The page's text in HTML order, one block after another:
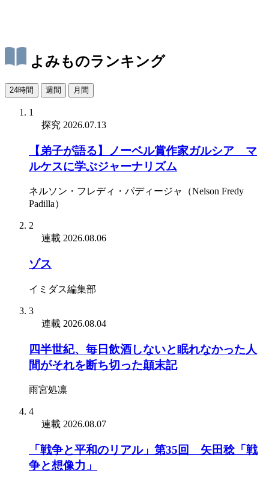
よみものランキング
24時間 週間 月間
1
探究 2026.07.13
【弟子が語る】ノーベル賞作家ガルシア゠マ
ルケスに学ぶジャーナリズム
ネルソン・フレディ・パディージャ（Nelson Fredy
Padilla）
2
連載 2026.08.06
ゾス
イミダス編集部
3
連載 2026.08.04
四半世紀、毎日飲酒しないと眠れなかった人
間がそれを断ち切った顛末記
雨宮処凛
4
連載 2026.08.07
「戦争と平和のリアル」第35回 矢田稔「戦
争と想像力」